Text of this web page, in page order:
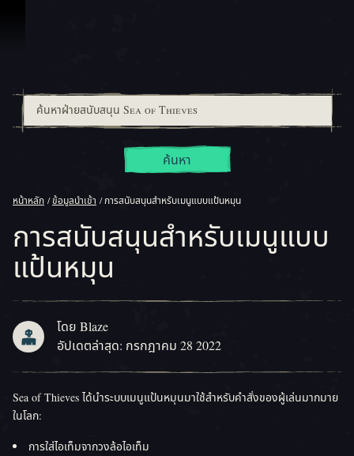
ค้นหา
หน้าหลัก ข้อมูลนำเข้า การสนับสนุนสำหรับเมนูแบบแป้นหมุน
การสนับสนุนสำหรับเมนูแบบ
แป้นหมุน
โดย Blaze
อัปเดตล่าสุด: กรกฎาคม 28 2022
Sea of Thieves ได้นำระบบเมนูแป้นหมุนมาใช้สำหรับคำสั่งของผู้เล่นมากมาย
ในโลก:
การใส่ไอเท็มจากวงล้อไอเท็ม